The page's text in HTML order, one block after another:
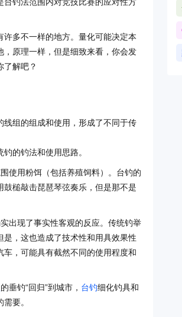
多不一样的地方。量化可能决定本
原理一样，但是细致来看，你会发
了解吧？
组的组成和使用，形成了不同于传
的钓法和使用思路。
使用粉饵（包括养殖饲料）。台钓的
槌敲击琵琶琴弦奏乐，但是那不是
出现了事实性客观的反应。传统钓举
，这也造成了技术性和用具效果性
，可能具有截然不同的使用程度和
的垂钓“回归”到城市， 台钓细化钓具和
要。